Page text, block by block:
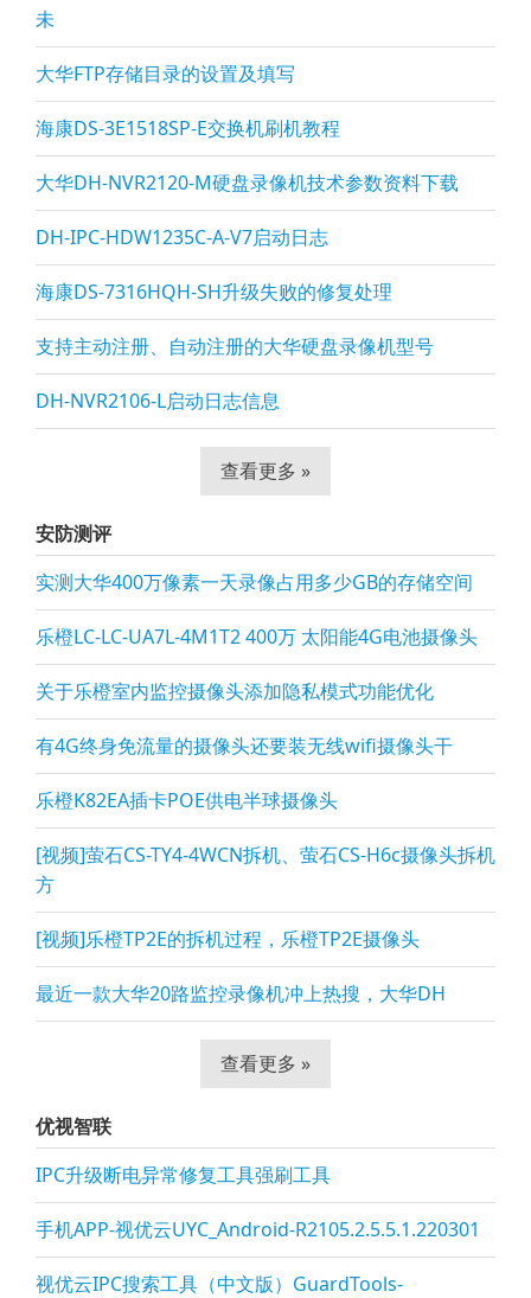
未
大华FTP存储目录的设置及填写
海康DS-3E1518SP-E交换机刷机教程
大华DH-NVR2120-M硬盘录像机技术参数资料下载
DH-IPC-HDW1235C-A-V7启动日志
海康DS-7316HQH-SH升级失败的修复处理
支持主动注册、自动注册的大华硬盘录像机型号
DH-NVR2106-L启动日志信息
查看更多 »
安防测评
实测大华400万像素一天录像占用多少GB的存储空间
乐橙LC-LC-UA7L-4M1T2 400万 太阳能4G电池摄像头
关于乐橙室内监控摄像头添加隐私模式功能优化
有4G终身免流量的摄像头还要装无线wifi摄像头干
乐橙K82EA插卡POE供电半球摄像头
[视频]萤石CS-TY4-4WCN拆机、萤石CS-H6c摄像头拆机
方
[视频]乐橙TP2E的拆机过程，乐橙TP2E摄像头
最近一款大华20路监控录像机冲上热搜，大华DH
查看更多 »
优视智联
IPC升级断电异常修复工具强刷工具
手机APP-视优云UYC_Android-R2105.2.5.5.1.220301
视优云IPC搜索工具（中文版）GuardTools-